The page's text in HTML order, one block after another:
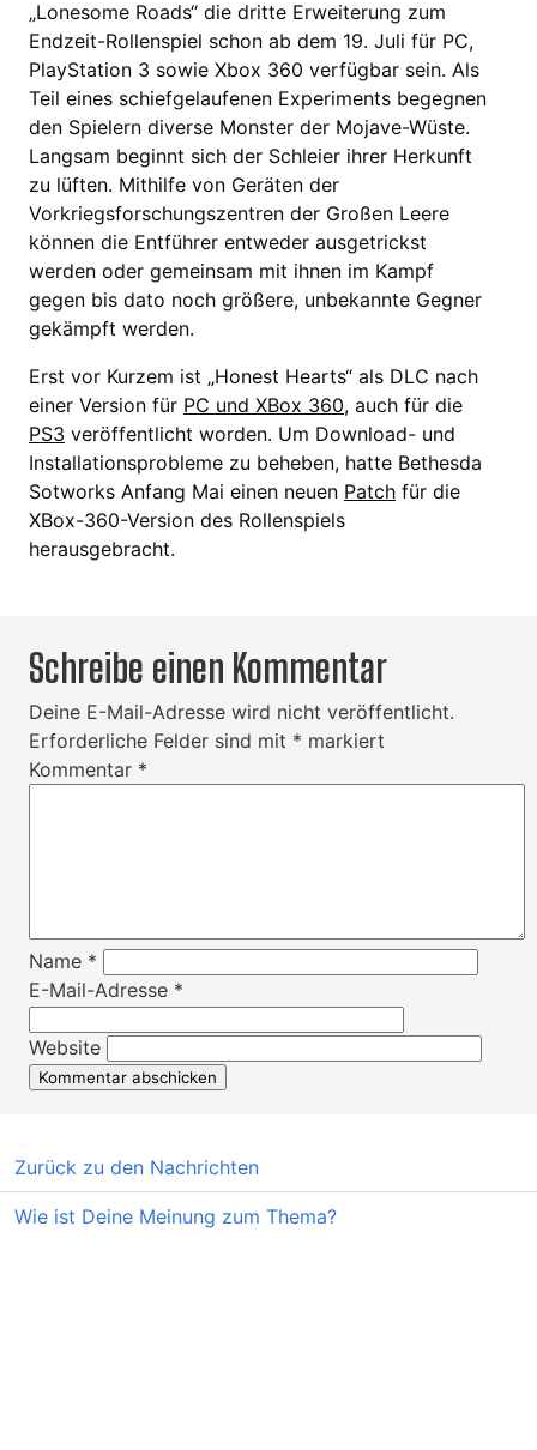
„Lonesome Roads“ die dritte Erweiterung zum
Endzeit-Rollenspiel schon ab dem 19. Juli für PC,
PlayStation 3 sowie Xbox 360 verfügbar sein. Als
Teil eines schiefgelaufenen Experiments begegnen
den Spielern diverse Monster der Mojave-Wüste.
Langsam beginnt sich der Schleier ihrer Herkunft
zu lüften. Mithilfe von Geräten der
Vorkriegsforschungszentren der Großen Leere
können die Entführer entweder ausgetrickst
werden oder gemeinsam mit ihnen im Kampf
gegen bis dato noch größere, unbekannte Gegner
gekämpft werden.
Erst vor Kurzem ist „Honest Hearts“ als DLC nach
einer Version für PC und XBox 360, auch für die
PS3 veröffentlicht worden. Um Download- und
Installationsprobleme zu beheben, hatte Bethesda
Sotworks Anfang Mai einen neuen Patch für die
XBox-360-Version des Rollenspiels
herausgebracht.
Schreibe einen Kommentar
Deine E-Mail-Adresse wird nicht veröffentlicht.
Erforderliche Felder sind mit * markiert
Kommentar *
Name *
E-Mail-Adresse *
Website
Zurück zu den Nachrichten
Wie ist Deine Meinung zum Thema?